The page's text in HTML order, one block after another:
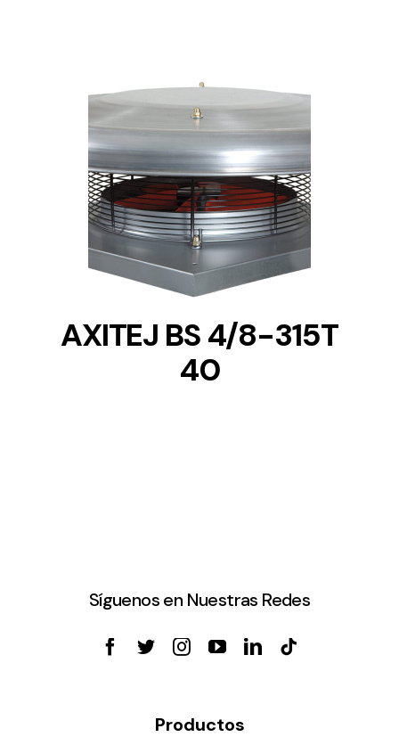
DETAILS
AXITEJ BS 4/8-315T
40
Síguenos en Nuestras Redes
Productos